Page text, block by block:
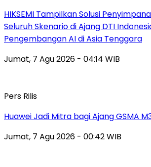
HIKSEMI Tampilkan Solusi
Seluruh Skenario di Ajang DTI
Pengembangan AI di Asia Tenggara
Jumat, 7 Agu 2026 - 04:14 WIB
Pers Rilis
Huawei Jadi Mitra bagi Ajang GSMA
Jumat, 7 Agu 2026 - 00:42 WIB